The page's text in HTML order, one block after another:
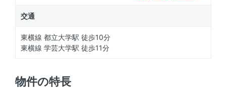
交通
東横線 都立大学駅 徒歩10分
東横線 学芸大学駅 徒歩11分
物件の特長